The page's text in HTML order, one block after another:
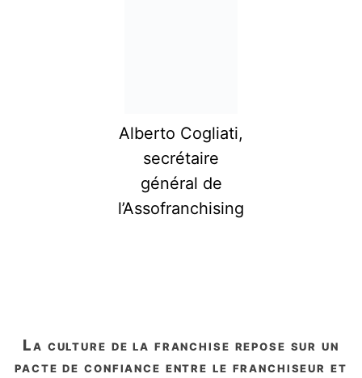
Alberto Cogliati,
secrétaire
général de
l’Assofranchising
la culture de la franchise repose sur un
pacte de confiance entre le franchiseur et